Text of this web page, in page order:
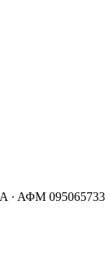
· ΑΦΜ 095065733